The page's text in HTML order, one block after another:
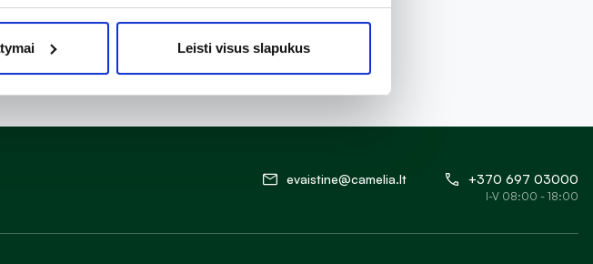
Leisti visus slapukus
evaistine@camelia.lt +370 697 03000
I-V 08:00 - 18:00